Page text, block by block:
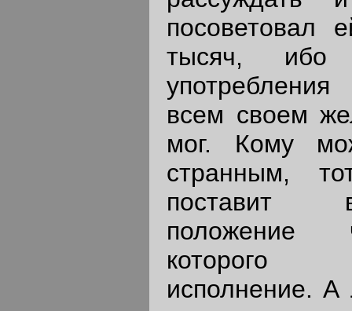
посоветовал
тысяч, ибо
всем своем
мог. Кому
странным,
поставит
положение
которого
исполнение.